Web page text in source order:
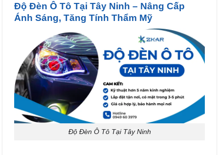
Độ Đèn Ô Tô Tại Tây Ninh – Nâng Cấp
Ánh Sáng, Tăng Tính Thẩm Mỹ
Độ Đèn Ô Tô Tại Tây Ninh